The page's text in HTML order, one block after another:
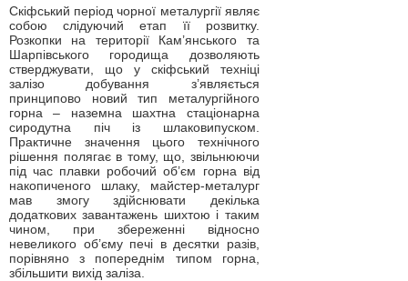
Скіфський період чорної металургії являє
собою слідуючий етап її розвитку.
Розкопки на території Кам’янського та
Шарпівського городища дозволяють
стверджувати, що у скіфський техніці
залізо добування з’являється
принципово новий тип металургійного
горна – наземна шахтна стаціонарна
сиродутна піч із шлаковипуском.
Практичне значення цього технічного
рішення полягає в тому, що, звільнюючи
під час плавки робочий об’єм горна від
накопиченого шлаку, майстер-металург
мав змогу здійснювати декілька
додаткових завантажень шихтою і таким
чином, при збереженні відносно
невеликого об’єму печі в десятки разів,
порівняно з попереднім типом горна,
збільшити вихід заліза.